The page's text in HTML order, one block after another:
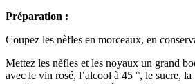
Préparation :
Coupez les nèfles en morceaux, en
Mettez les nèfles et les noyaux un grand
avec le vin rosé, l’alcool à 45 °, le sucre, la